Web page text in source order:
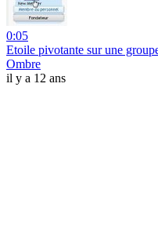
0:05
Etoile pivotante sur une
Ombre
il y a 12 ans